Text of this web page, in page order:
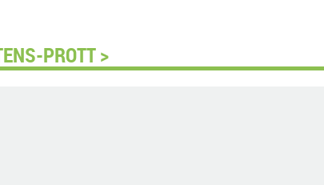
PROTT >